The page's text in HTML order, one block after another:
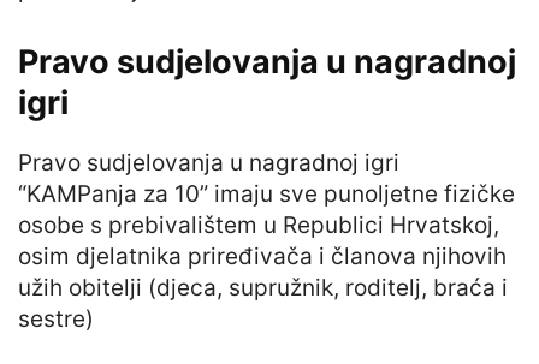
Pravo sudjelovanja u nagradnoj
igri
Pravo sudjelovanja u nagradnoj igri
“KAMPanja za 10” imaju sve punoljetne fizičke
osobe s prebivalištem u Republici Hrvatskoj,
osim djelatnika priređivača i članova njihovih
užih obitelji (djeca, supružnik, roditelj, braća i
sestre)